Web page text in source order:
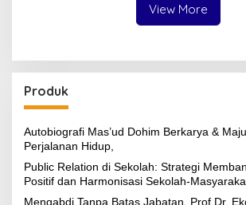
View More
Produk
Autobiografi Mas’ud Dohim Berkarya &
Perjalanan Hidup,
Public Relation di Sekolah: Strategi
Positif dan Harmonisasi Sekolah-
Mengabdi Tanpa Batas Jabatan, Prof Dr.